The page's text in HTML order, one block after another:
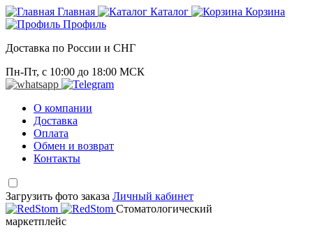
Главная Каталог
Корзина
Профиль
Доставка по России и СНГ
Пн-Пт, с 10:00 до 18:00 МСК
О компании
Доставка
Оплата
Обмен и возврат
Контакты
Загрузить фото заказа Личный кабинет
Стоматологический
маркетплейс